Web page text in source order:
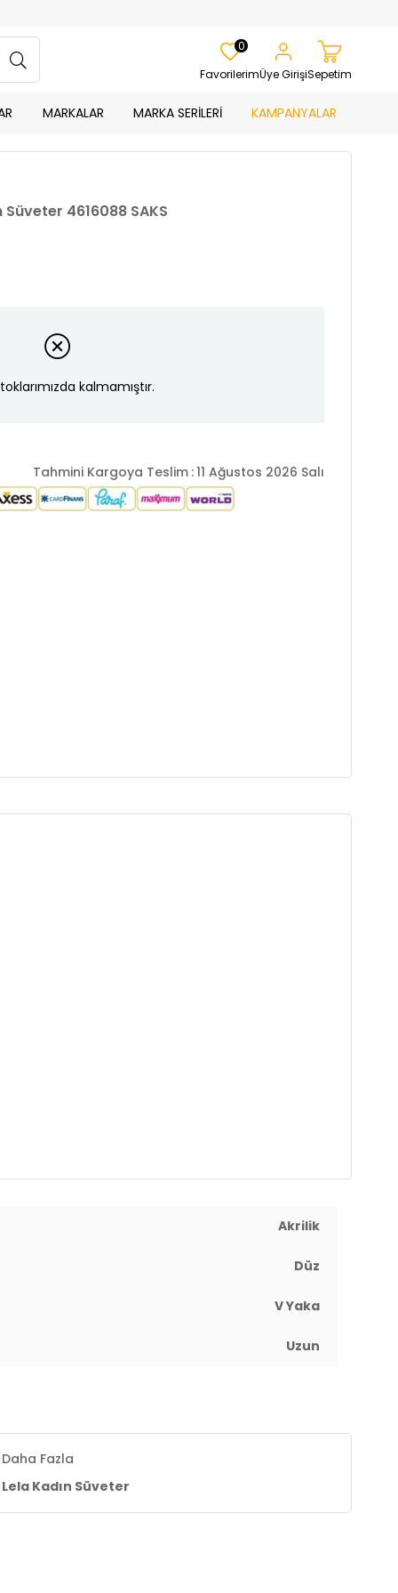
Favorilerim
0
Üye GirişiSepetim
MARKALAR MARKA SERİLERİ KAMPANYALAR
4616088 SAKS
kalmamıştır.
Tahmini Kargoya Teslim :11 Ağustos 2026 Salı
Akrilik
Düz
V Yaka
Uzun
Daha Fazla
Lela Kadın Süveter